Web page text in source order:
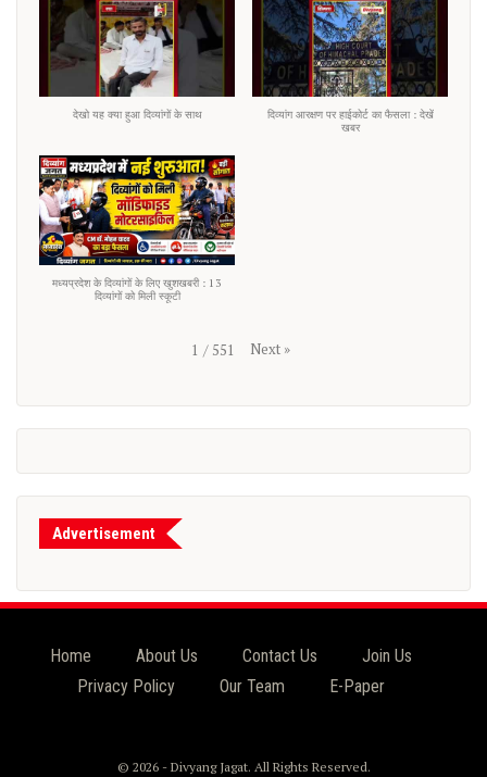
देखो यह क्या हुआ दिव्यांगों के साथ
दिव्यांग आरक्षण पर हाईकोर्ट का फैसला : देखें
खबर
मध्यप्रदेश के दिव्यांगों के लिए खुशखबरी : 13
दिव्यांगों को मिली स्कूटी
1 / 551 Next »
Advertisement
Home About Us Contact Us
Join Us
Privacy Policy
Our Team E-Paper
© 2026 - Divyang Jagat. All Rights Reserved.